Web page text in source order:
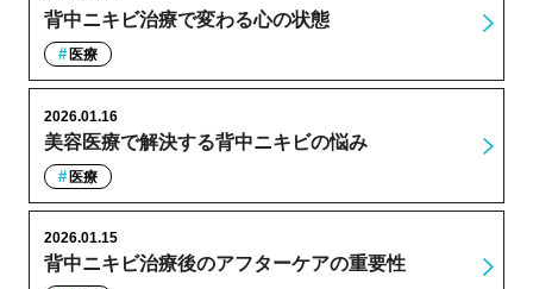
背中ニキビ治療で変わる心の状態
医療
美容医療で解決する背中ニキビの悩み
2026.01.16
医療
背中ニキビ治療後のアフターケアの重要性
2026.01.15